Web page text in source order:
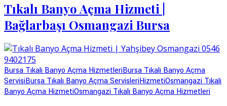
Tıkalı Banyo Açma Hizmeti |
Bağlarbaşı Osmangazi Bursa
Bursa Tıkalı Banyo Açma HizmetleriBursa Tıkalı Banyo Açma
ServisiBursa Tıkalı Banyo Açma ServisleriHizmetiOsmangazi Tıkalı
Banyo Açma HizmetiOsmangazi Tıkalı Banyo Açma Hizmetleri